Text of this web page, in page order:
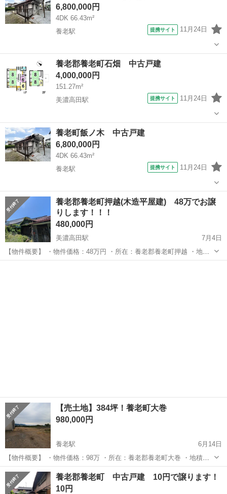
6,800,000円
4DK 66.43m²
養老駅
提携サイト 11月24日
養老郡 養老駅 中古（マンション/一戸建て）
養老郡養老町石畑 中古戸建
4,000,000円
151.27m²
美濃高田駅
提携サイト 11月24日
岐阜 養老郡 美濃高田駅 中古（マンション/一戸建て）
養老町飯ノ木 中古戸建
6,800,000円
4DK 66.43m²
養老駅
提携サイト 11月24日
岐阜 養老郡 養老駅 中古（マンション/一戸建て）
養老郡養老町押越(木造平屋建) 48万でお譲
りします！！！
480,000円
美濃高田駅
7月4日
【物件概要】 ・物件価格：48万円 ・所在：養老郡養老町押越 ・地
積：399.83㎡ ・延床：113.73㎡ ※現況有姿 ※司法書士売主指定
【売土地】384坪！養老町大巻
980,000円
養老駅
6月14日
【物件概要】 ・物件価格：98万 ・所在：養老郡養老町大巻 ・地積：
1270.3㎡ ※現況有姿 ※司法書士売主指定 ※境界非明示 ※弊社売
主 ※水路上の橋占有許可取得中 詳細や、ご興味のある...
岐阜 養老郡 養老駅 中古（マンション/一戸建て）
養老郡養老町 中古戸建 10円で譲ります！
10円